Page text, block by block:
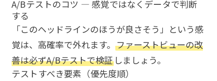
A/Bテストのコツ — 感覚ではなくデータで判断
する
「このヘッドラインのほうが良さそう」という感
覚は、高確率で外れます。 ファーストビューの改
善は必ずA/Bテストで検証 しましょう。
テストすべき要素（優先度順）